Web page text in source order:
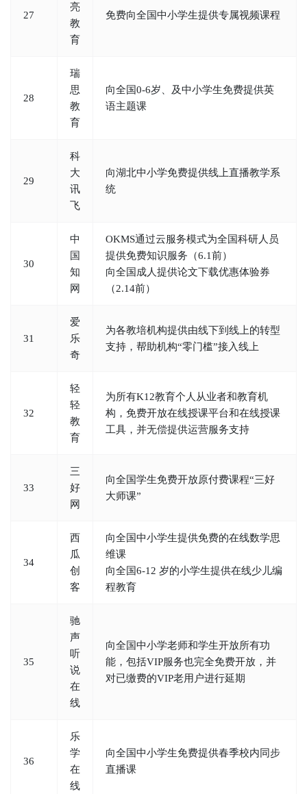
27
亮
教
育
免费向全国中小学生提供专属视频课程
28
瑞
思
教
育
向全国0-6岁、及中小学生免费提供英
语主题课
29
科
大
讯
飞
向湖北中小学免费提供线上直播教学系
统
30
中
国
知
网
OKMS通过云服务模式为全国科研人员
提供免费知识服务（6.1前）
向全国成人提供论文下载优惠体验券
（2.14前）
31
爱
乐
奇
为各教培机构提供由线下到线上的转型
支持，帮助机构“零门槛”接入线上
32
轻
轻
教
育
为所有K12教育个人从业者和教育机
构，免费开放在线授课平台和在线授课
工具，并无偿提供运营服务支持
33
三
好
网
向全国学生免费开放原付费课程“三好
大师课”
34
西
瓜
创
客
向全国中小学生提供免费的在线数学思
维课
向全国6-12 岁的小学生提供在线少儿编
程教育
35
驰
声
听
说
在
线
向全国中小学老师和学生开放所有功
能，包括VIP服务也完全免费开放，并
对已缴费的VIP老用户进行延期
36
乐
学
在
线
向全国中小学生免费提供春季校内同步
直播课